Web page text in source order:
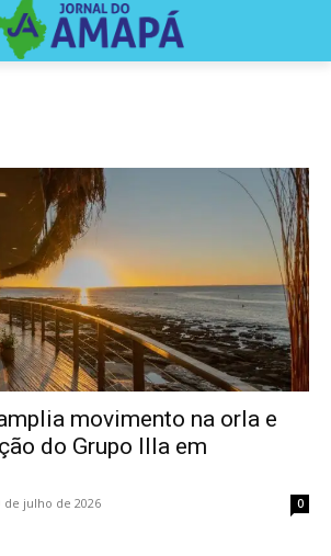
movimento na orla e
do Grupo Illa em
de julho de 2026 0